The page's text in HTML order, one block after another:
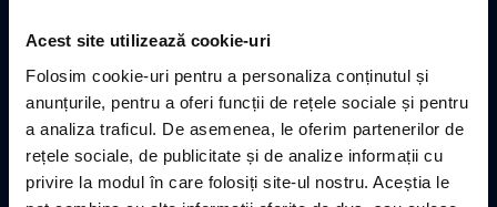
Acest site utilizează cookie-uri
Folosim cookie-uri pentru a personaliza conținutul și
anunțurile, pentru a oferi funcții de rețele sociale și pentru
a analiza traficul. De asemenea, le oferim partenerilor de
rețele sociale, de publicitate și de analize informații cu
privire la modul în care folosiți site-ul nostru. Aceștia le